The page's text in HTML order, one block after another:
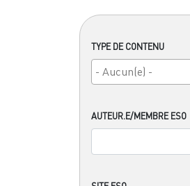
TYPE DE CONTENU
AUTEUR.E/MEMBRE ESO